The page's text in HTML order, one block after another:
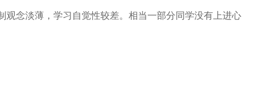
念淡薄，学习自觉性较差。相当一部分同学没有上进心